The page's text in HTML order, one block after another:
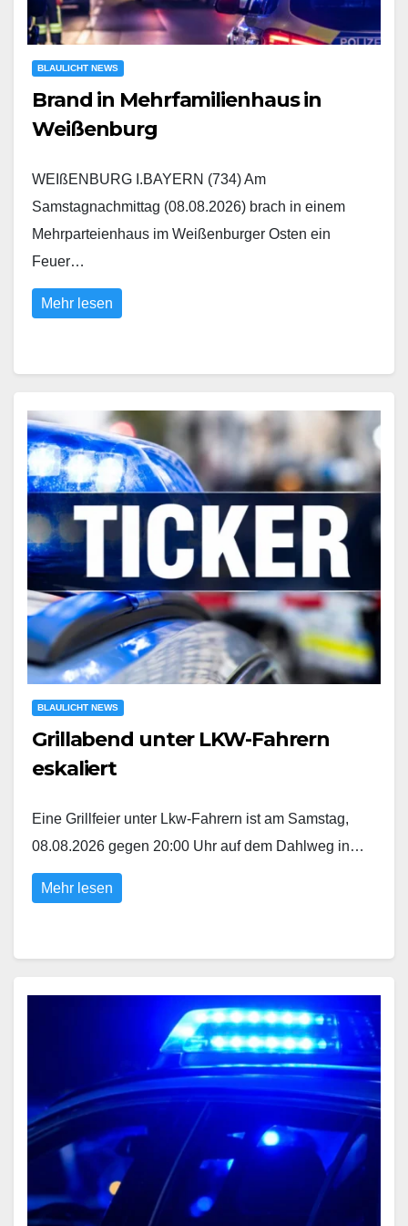
BLAULICHT NEWS
Brand in Mehrfamilienhaus in
Weißenburg
WEIßENBURG I.BAYERN (734) Am
Samstagnachmittag (08.08.2026) brach in einem
Mehrparteienhaus im Weißenburger Osten ein
Feuer…
Mehr lesen
BLAULICHT NEWS
Grillabend unter LKW-Fahrern
eskaliert
Eine Grillfeier unter Lkw-Fahrern ist am Samstag,
08.08.2026 gegen 20:00 Uhr auf dem Dahlweg in…
Mehr lesen